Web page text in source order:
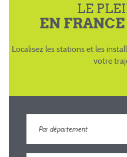
LE
EN
Localisez les stations et les
votre